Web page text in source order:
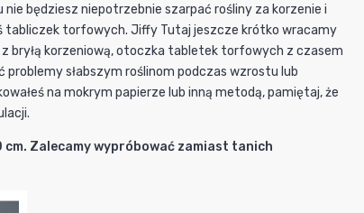
nie będziesz niepotrzebnie szarpać rośliny za korzenie i
tabliczek torfowych. Jiffy Tutaj jeszcze krótko wracamy
z bryłą korzeniową, otoczka tabletek torfowych z czasem
problemy słabszym roślinom podczas wzrostu lub
na mokrym papierze lub inną metodą, pamiętaj, że
Zalecamy wypróbować zamiast tanich